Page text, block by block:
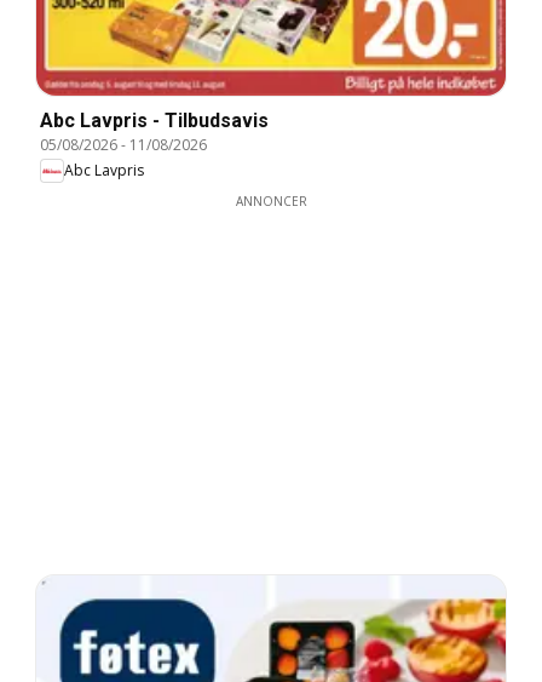
Abc Lavpris - Tilbudsavis
05/08/2026- 11/08/2026
Abc Lavpris
ANNONCER